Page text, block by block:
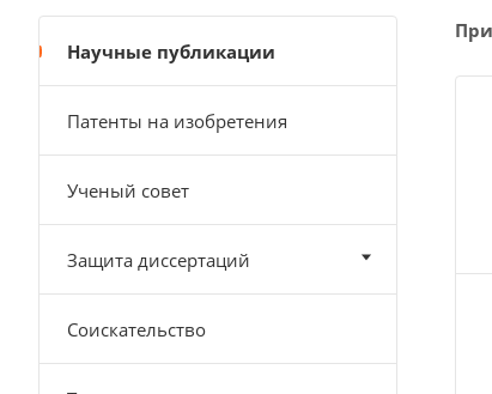
Научные публикации
Патенты на изобретения
Ученый совет
Защита диссертаций
Соискательство